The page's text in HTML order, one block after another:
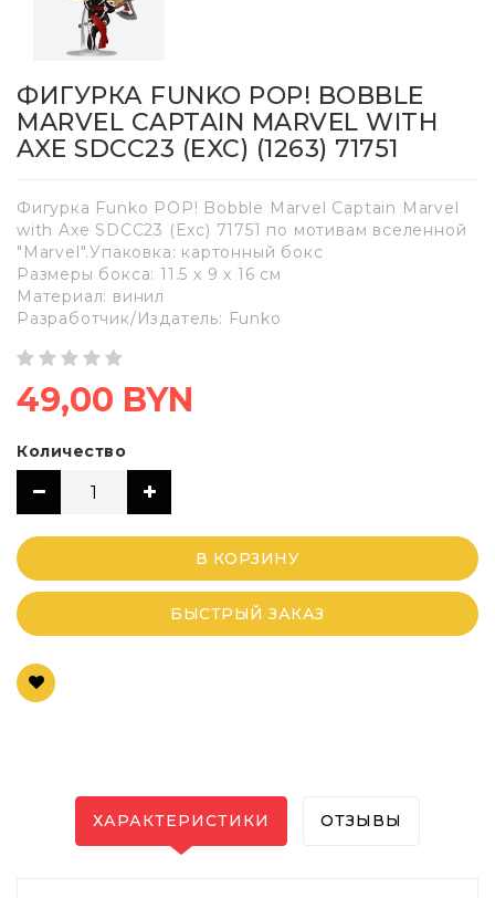
ФИГУРКА FUNKO POP! BOBBLE
MARVEL CAPTAIN MARVEL WITH
AXE SDCC23 (EXC) (1263) 71751
Фигурка Funko POP! Bobble Marvel Captain Marvel
with Axe SDCC23 (Exc) 71751 по мотивам вселенной
"Marvel".Упаковка: картонный бокс
Размеры бокса: 11.5 х 9 х 16 см
Материал: винил
Разработчик/Издатель: Funko
49,00 BYN
Количество
В КОРЗИНУ
БЫСТРЫЙ ЗАКАЗ
ХАРАКТЕРИСТИКИ ОТЗЫВЫ